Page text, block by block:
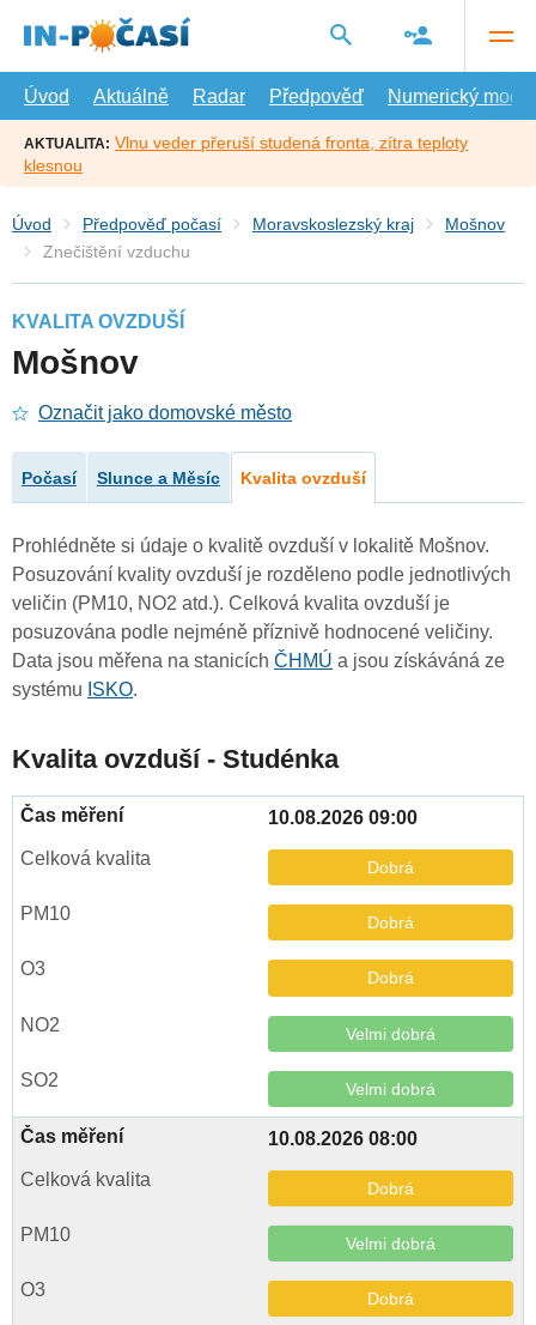
hlavní
Úvod
Aktuálně Radar Předpověď Numerický model
AKTUALITA: Vlnu veder přeruší studená fronta, zítra teploty
klesnou
Úvod Předpověď počasí Moravskoslezský kraj
Mošnov
Znečištění vzduchu
KVALITA OVZDUŠÍ
Mošnov
Označit jako domovské město
Počasí Slunce a Měsíc Kvalita ovzduší
Prohlédněte si údaje o kvalitě ovzduší v lokalitě Mošnov.
Posuzování kvality ovzduší je rozděleno podle jednotlivých
veličin (PM10, NO2 atd.). Celková kvalita ovzduší je
posuzována podle nejméně příznivě hodnocené veličiny.
Data jsou měřena na stanicích ČHMÚ a jsou získáváná ze
systému ISKO.
Kvalita ovzduší - Studénka
10.08.2026 09:00
Dobrá
Dobrá
Dobrá
Velmi dobrá
Velmi dobrá
10.08.2026 08:00
Dobrá
Velmi dobrá
Dobrá